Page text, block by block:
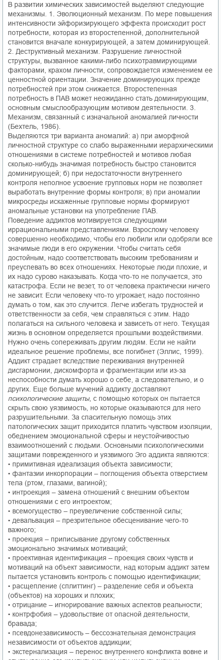
В развитии химических зависимостей выделяют следующие
механизмы. 1. Эволюционный механизм. По мере повышения
интенсивности эйфоризирующего эффекта происходит рост
потребности, которая из второстепенной, дополнительной
становится вначале конкурирующей, а затем доминирующей.
2. Деструктивный механизм. Разрушение личностной
структуры, вызванное какими-либо психотравмирующими
факторами, крахом личности, сопровождается изменением ее
ценностной ориентации. Значение доминирующих прежде
потребностей при этом снижается. Второстепенная
потребность в ПАВ может неожиданно стать доминирующим,
основным смыслообразующим мотивом деятельности. 3.
Механизм, связанный с изначальной аномалией личности
(Бехтель, 1986).
Выделяются три варианта аномалий: а) при аморфной
личностной структуре со слабо выраженными иерархическими
отношениями в системе потребностей и мотивов любая
сколько-нибудь значимая потребность быстро становится
доминирующей; б) при недостаточности внутреннего
контроля неполное усвоение групповых норм не позволяет
выработать внутренние формы контроля; в) при аномалии
микросреды искаженные групповые нормы формируют
аномальные установки на употребление ПАВ.
Поведение аддиктов мотивируется следующими
иррациональными представлениями. Взрослому человеку
совершенно необходимо, чтобы его любили или одобряли все
значимые люди в его окружении. Чтобы считать себя
достойным, надо соответствовать высоким требованиям и
преуспевать во всех отношениях. Некоторые люди плохие, и
их надо сурово наказывать. Когда что-то не получается, это
катастрофа. Если не везет, то от человека практически ничего
не зависит. Если человеку что-то угрожает, надо постоянно
думать о том, как это случится. Легче избегать трудностей и
ответственности за себя, чем справляться с этим. Надо
полагаться на сильного человека и зависеть от него. Текущая
жизнь в основном определяется прошлыми воздействиями.
Нужно очень сопереживать другим людям. Если не найти
идеальное решение проблемы, все погибнет (Эллис, 1999).
Аддикт страдает вследствие переживания внутренней
дисгармонии, дискомфорта и фрагментации или из-за
неспособности думать хорошо о себе, а следовательно, и о
других. Еще больше мучений аддикту доставляют
психологические защиты, с помощью которых он пытается
скрыть свою уязвимость, но которые оказываются для него
разрушительными. За спасительную помощь этих
патологических защит приходится платить чувством изоляции,
обеднением эмоциональной сферы и неустойчивостью
взаимоотношений с людьми. Основными психологическими
защитами поврежденного и уязвимого Эго аддикта являются:
• примитивная идеализация объекта зависимости;
• фантазии инкорпорации – поглощения объекта отверстием
тела (ртом, глазами, вагиной);
• интроекция – замена отношений с внешним объектом
отношениями с его интроектом;
• всемогущество – преувеличение собственной силы;
• девальвация – презрительное обесценивание чего-то
важного;
• проекция – приписывание другому собственных
эмоционально значимых мотиваций;
• проективная идентификация – проекция своих чувств и
мотиваций на объект зависимости, над которым аддикт затем
пытается установить контроль с помощью идентификации;
• расщепление (сплиттинг) – разделение себя и объекта
(объектов) на хороших и плохих;
• отрицание – игнорирование важных аспектов реальности;
• контрфобия – удовольствие от опасной деятельности,
бравада;
• псевдонезависимость – бессознательная демонстрация
независимости от объектов аддикции;
• экстернализация – перенос внутреннего конфликта вовне и